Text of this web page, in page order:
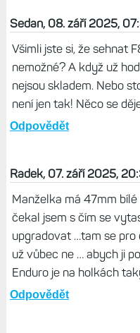
Sedan, 08. září 2025,
Všimli jste si, že sehnat
nemožné? A když už
nejsou skladem. Nebo
není jen tak! Něco se
Odpovědět
Radek, 07. září 2025,
Manželka má 47mm
čekal jsem s čím se
upgradovat …tam se pro
už vůbec ne … abych ji
Enduro je na holkách
Odpovědět